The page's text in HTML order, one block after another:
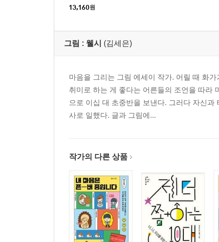
13,160원
그림 : 웰시 (김세은)
마음을 그리는 그림 에세이 작가. 어릴 때 화
취미로 하는 게 좋다는 어른들의 조언을 따라
으로 이십 대 초중반을 보낸다. 그러다 자신
사로 일했다. 글과 그림에...
작가의 다른 상품